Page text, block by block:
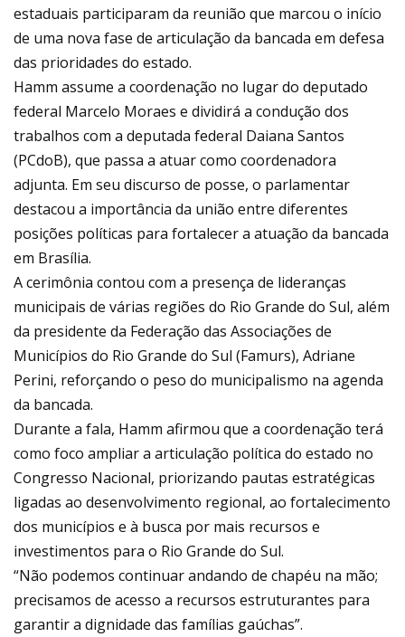
estaduais participaram da reunião que marcou o início
de uma nova fase de articulação da bancada em defesa
das prioridades do estado.
Hamm assume a coordenação no lugar do deputado
federal Marcelo Moraes e dividirá a condução dos
trabalhos com a deputada federal Daiana Santos
(PCdoB), que passa a atuar como coordenadora
adjunta. Em seu discurso de posse, o parlamentar
destacou a importância da união entre diferentes
posições políticas para fortalecer a atuação da bancada
em Brasília.
A cerimônia contou com a presença de lideranças
municipais de várias regiões do Rio Grande do Sul, além
da presidente da Federação das Associações de
Municípios do Rio Grande do Sul (Famurs), Adriane
Perini, reforçando o peso do municipalismo na agenda
da bancada.
Durante a fala, Hamm afirmou que a coordenação terá
como foco ampliar a articulação política do estado no
Congresso Nacional, priorizando pautas estratégicas
ligadas ao desenvolvimento regional, ao fortalecimento
dos municípios e à busca por mais recursos e
investimentos para o Rio Grande do Sul.
“Não podemos continuar andando de chapéu na mão;
precisamos de acesso a recursos estruturantes para
garantir a dignidade das famílias gaúchas”.